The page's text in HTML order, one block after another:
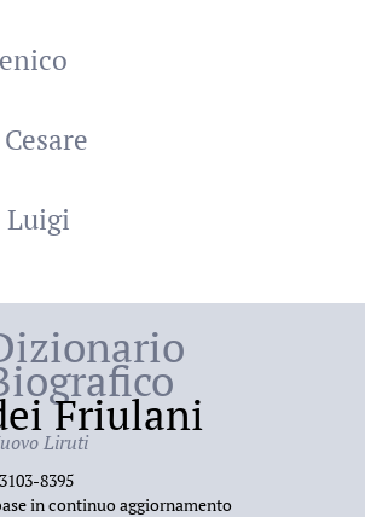
Cesare
Luigi
Friulani
Liruti
8395
in continuo aggiornamento